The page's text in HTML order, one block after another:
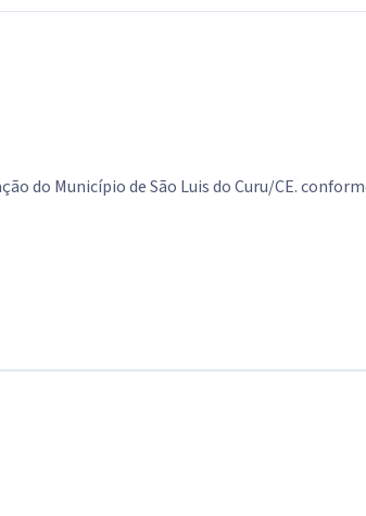
do Município de São Luis do Curu/CE.